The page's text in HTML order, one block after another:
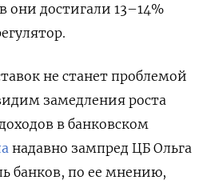
они достигали 13–14%
не станет проблемой
замедления роста
в банковском
надавно зампред ЦБ Ольга
банков, по ее мнению,